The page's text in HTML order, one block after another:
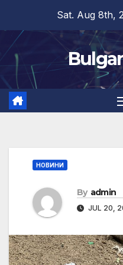
content
Sat. Aug 8th,
НОВИНИ
By admin
JUL 20,